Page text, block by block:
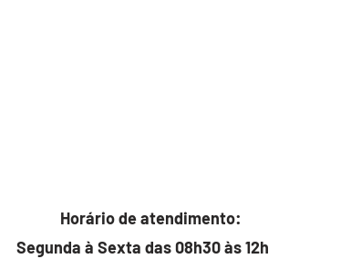
Horário de atendimento:
Segunda à Sexta das 08h30 às 12h